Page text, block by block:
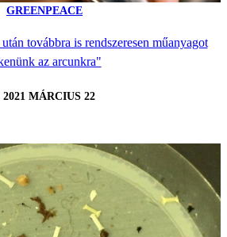
GREENPEACE
továbbra is rendszeresen műanyagot
az arcunkra"
2021 MÁRCIUS 22